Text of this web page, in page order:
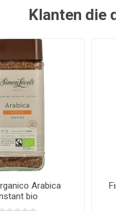
Klanten die
Arabica
bio